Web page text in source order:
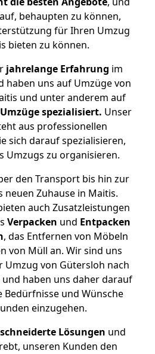
behaupten zu können,
für Ihren Umzug
bieten zu können.
jahrelange Erfahrung im
haben uns auf Umzüge von
und unter anderem auf
spezialisiert. Unser
aus professionellen
sich darauf spezialisieren,
Umzugs zu organisieren.
den Transport bis hin zur
neuen Zuhause in Maitis.
auch Zusatzleistungen
Verpacken und Entpacken
, das Entfernen von Möbeln
von Müll an. Wir sind uns
Umzug von Gütersloh nach
haben uns daher darauf
Bedürfnisse und Wünsche
einzugehen.
Lösungen und
unseren Kunden den